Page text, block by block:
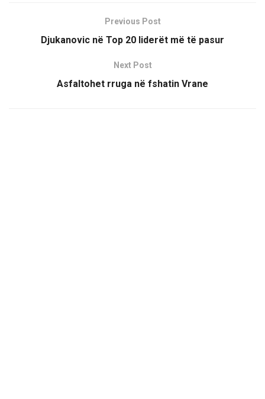
Previous Post
Djukanovic në Top 20 liderët më të pasur
Next Post
Asfaltohet rruga në fshatin Vrane